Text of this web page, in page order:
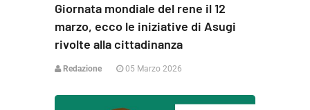
Giornata mondiale del rene il 12
marzo, ecco le iniziative di Asugi
rivolte alla cittadinanza
Redazione 05 Marzo 2026